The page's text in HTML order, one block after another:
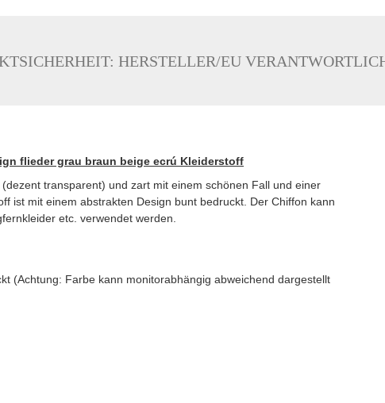
HERSTELLER/EU
flieder grau braun beige ecrú Kleiderstoff
transparent) und zart mit einem schönen Fall und einer
ist mit einem abstrakten Design bunt bedruckt. Der Chiffon kann
etc. verwendet werden.
(Achtung: Farbe kann monitorabhängig abweichend dargestellt